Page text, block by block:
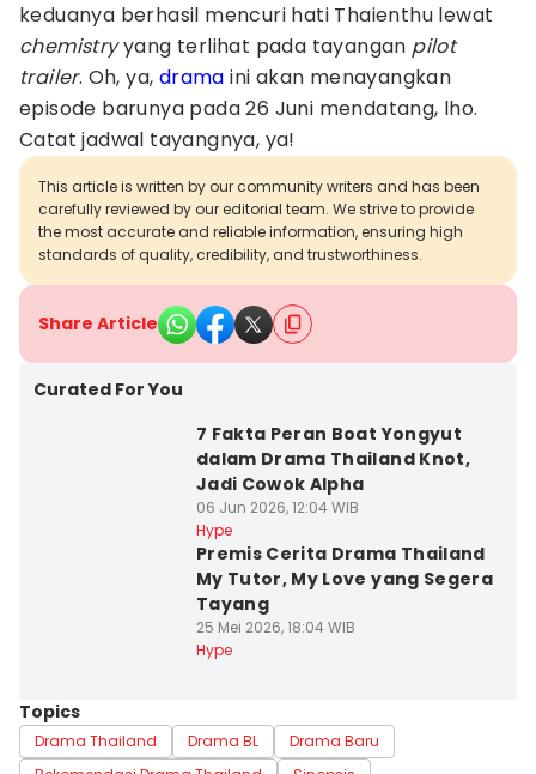
keduanya berhasil mencuri hati Thaienthu lewat
chemistryyang terlihat pada tayangan pilot
trailer. Oh, ya, drama ini akan menayangkan
episode barunya pada 26 Juni mendatang, lho.
Catat jadwal tayangnya, ya!
This article is written by our community writers and has been
carefully reviewed by our editorial team. We strive to provide
the most accurate and reliable information, ensuring high
standards of quality, credibility, and trustworthiness.
Share Article
Curated For You
7 Fakta Peran Boat Yongyut
dalam Drama Thailand Knot,
Jadi Cowok Alpha
06 Jun 2026, 12:04 WIB
Hype
Premis Cerita Drama Thailand
My Tutor, My Love yang Segera
Tayang
25 Mei 2026, 18:04 WIB
Hype
Topics
Drama Thailand Drama BL
Drama Baru